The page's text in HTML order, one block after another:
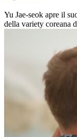
Yu Jae-seok apre il
della variety coreana